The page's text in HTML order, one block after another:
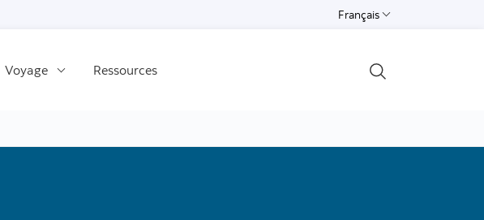
Français
Select a language
Voyage
Ressources